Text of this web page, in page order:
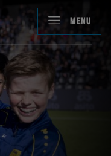
MENU